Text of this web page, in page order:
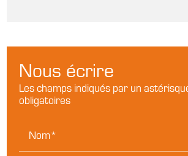
Nous écrire
Les champs indiqués par un
obligatoires
Nom*